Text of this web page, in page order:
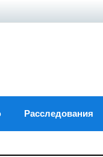
Расследования